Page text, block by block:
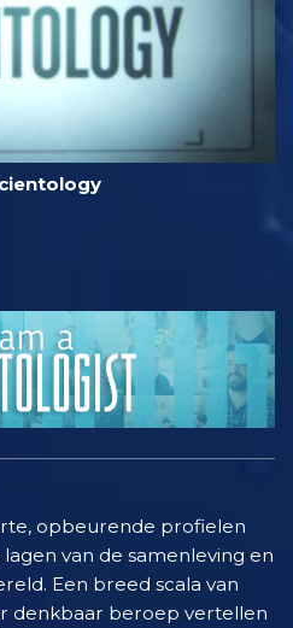
opbeurende profielen
van de samenleving en
Een breed scala van
denkbaar beroep vertellen